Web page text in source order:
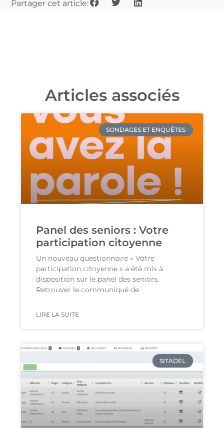
Partager cet article:
Articles associés
SONDAGES ET ENQUÊTES
Panel des seniors : Votre
participation citoyenne
Un nouveau questionnaire « Votre
participation citoyenne » a été mis à
disposition sur le panel des seniors.
Retrouver le communiqué de
LIRE LA SUITE
SITADEL